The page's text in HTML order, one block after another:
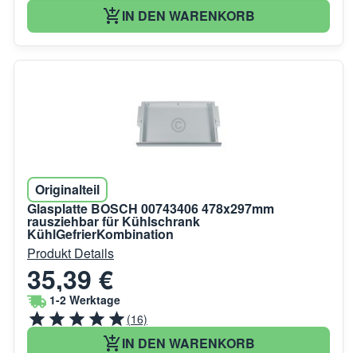
IN DEN WARENKORB
Originalteil
Glasplatte BOSCH 00743406 478x297mm
rausziehbar für Kühlschrank
KühlGefrierKombination
Produkt Details
35,39 €
1-2 Werktage
(16)
IN DEN WARENKORB